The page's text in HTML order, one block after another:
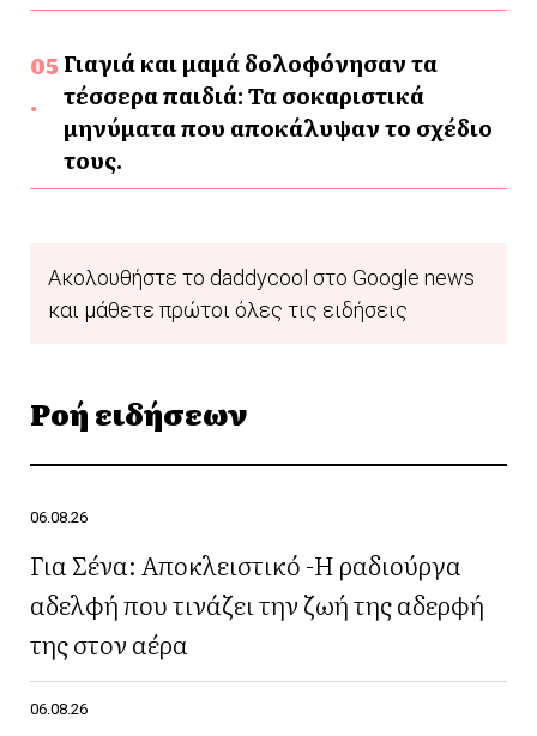
Γιαγιά και μαμά δολοφόνησαν τα
τέσσερα παιδιά: Τα σοκαριστικά
μηνύματα που αποκάλυψαν το σχέδιο
τους.
Ακολουθήστε το daddycool στο Google news
και μάθετε πρώτοι όλες τις ειδήσεις
Ροή ειδήσεων
06.08.26
Για Σένα: Αποκλειστικό -Η ραδιούργα
αδελφή που τινάζει την ζωή της αδερφή
της στον αέρα
06.08.26